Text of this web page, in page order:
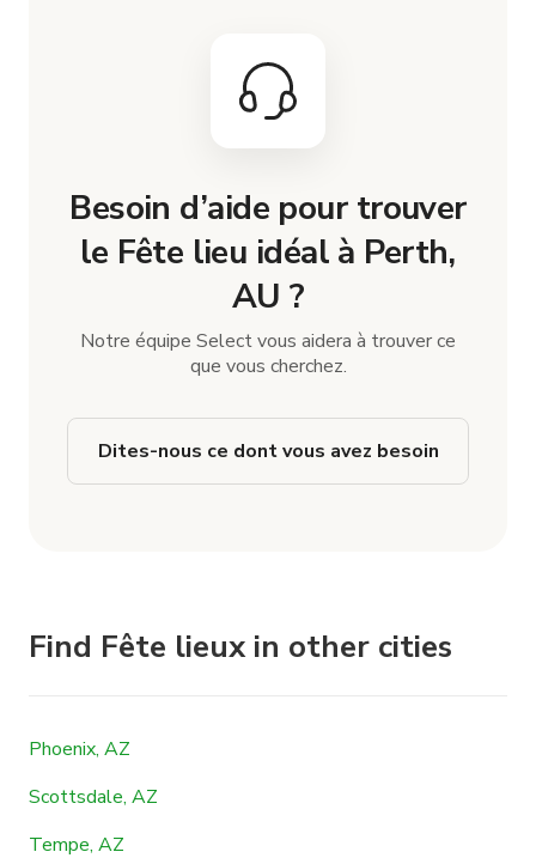
Besoin d’aide pour trouver
le Fête lieu idéal à Perth,
AU ?
Notre équipe Select vous aidera à trouver ce
que vous cherchez.
Dites-nous ce dont vous avez besoin
Find Fête lieux in other cities
Phoenix, AZ
Scottsdale, AZ
Tempe, AZ